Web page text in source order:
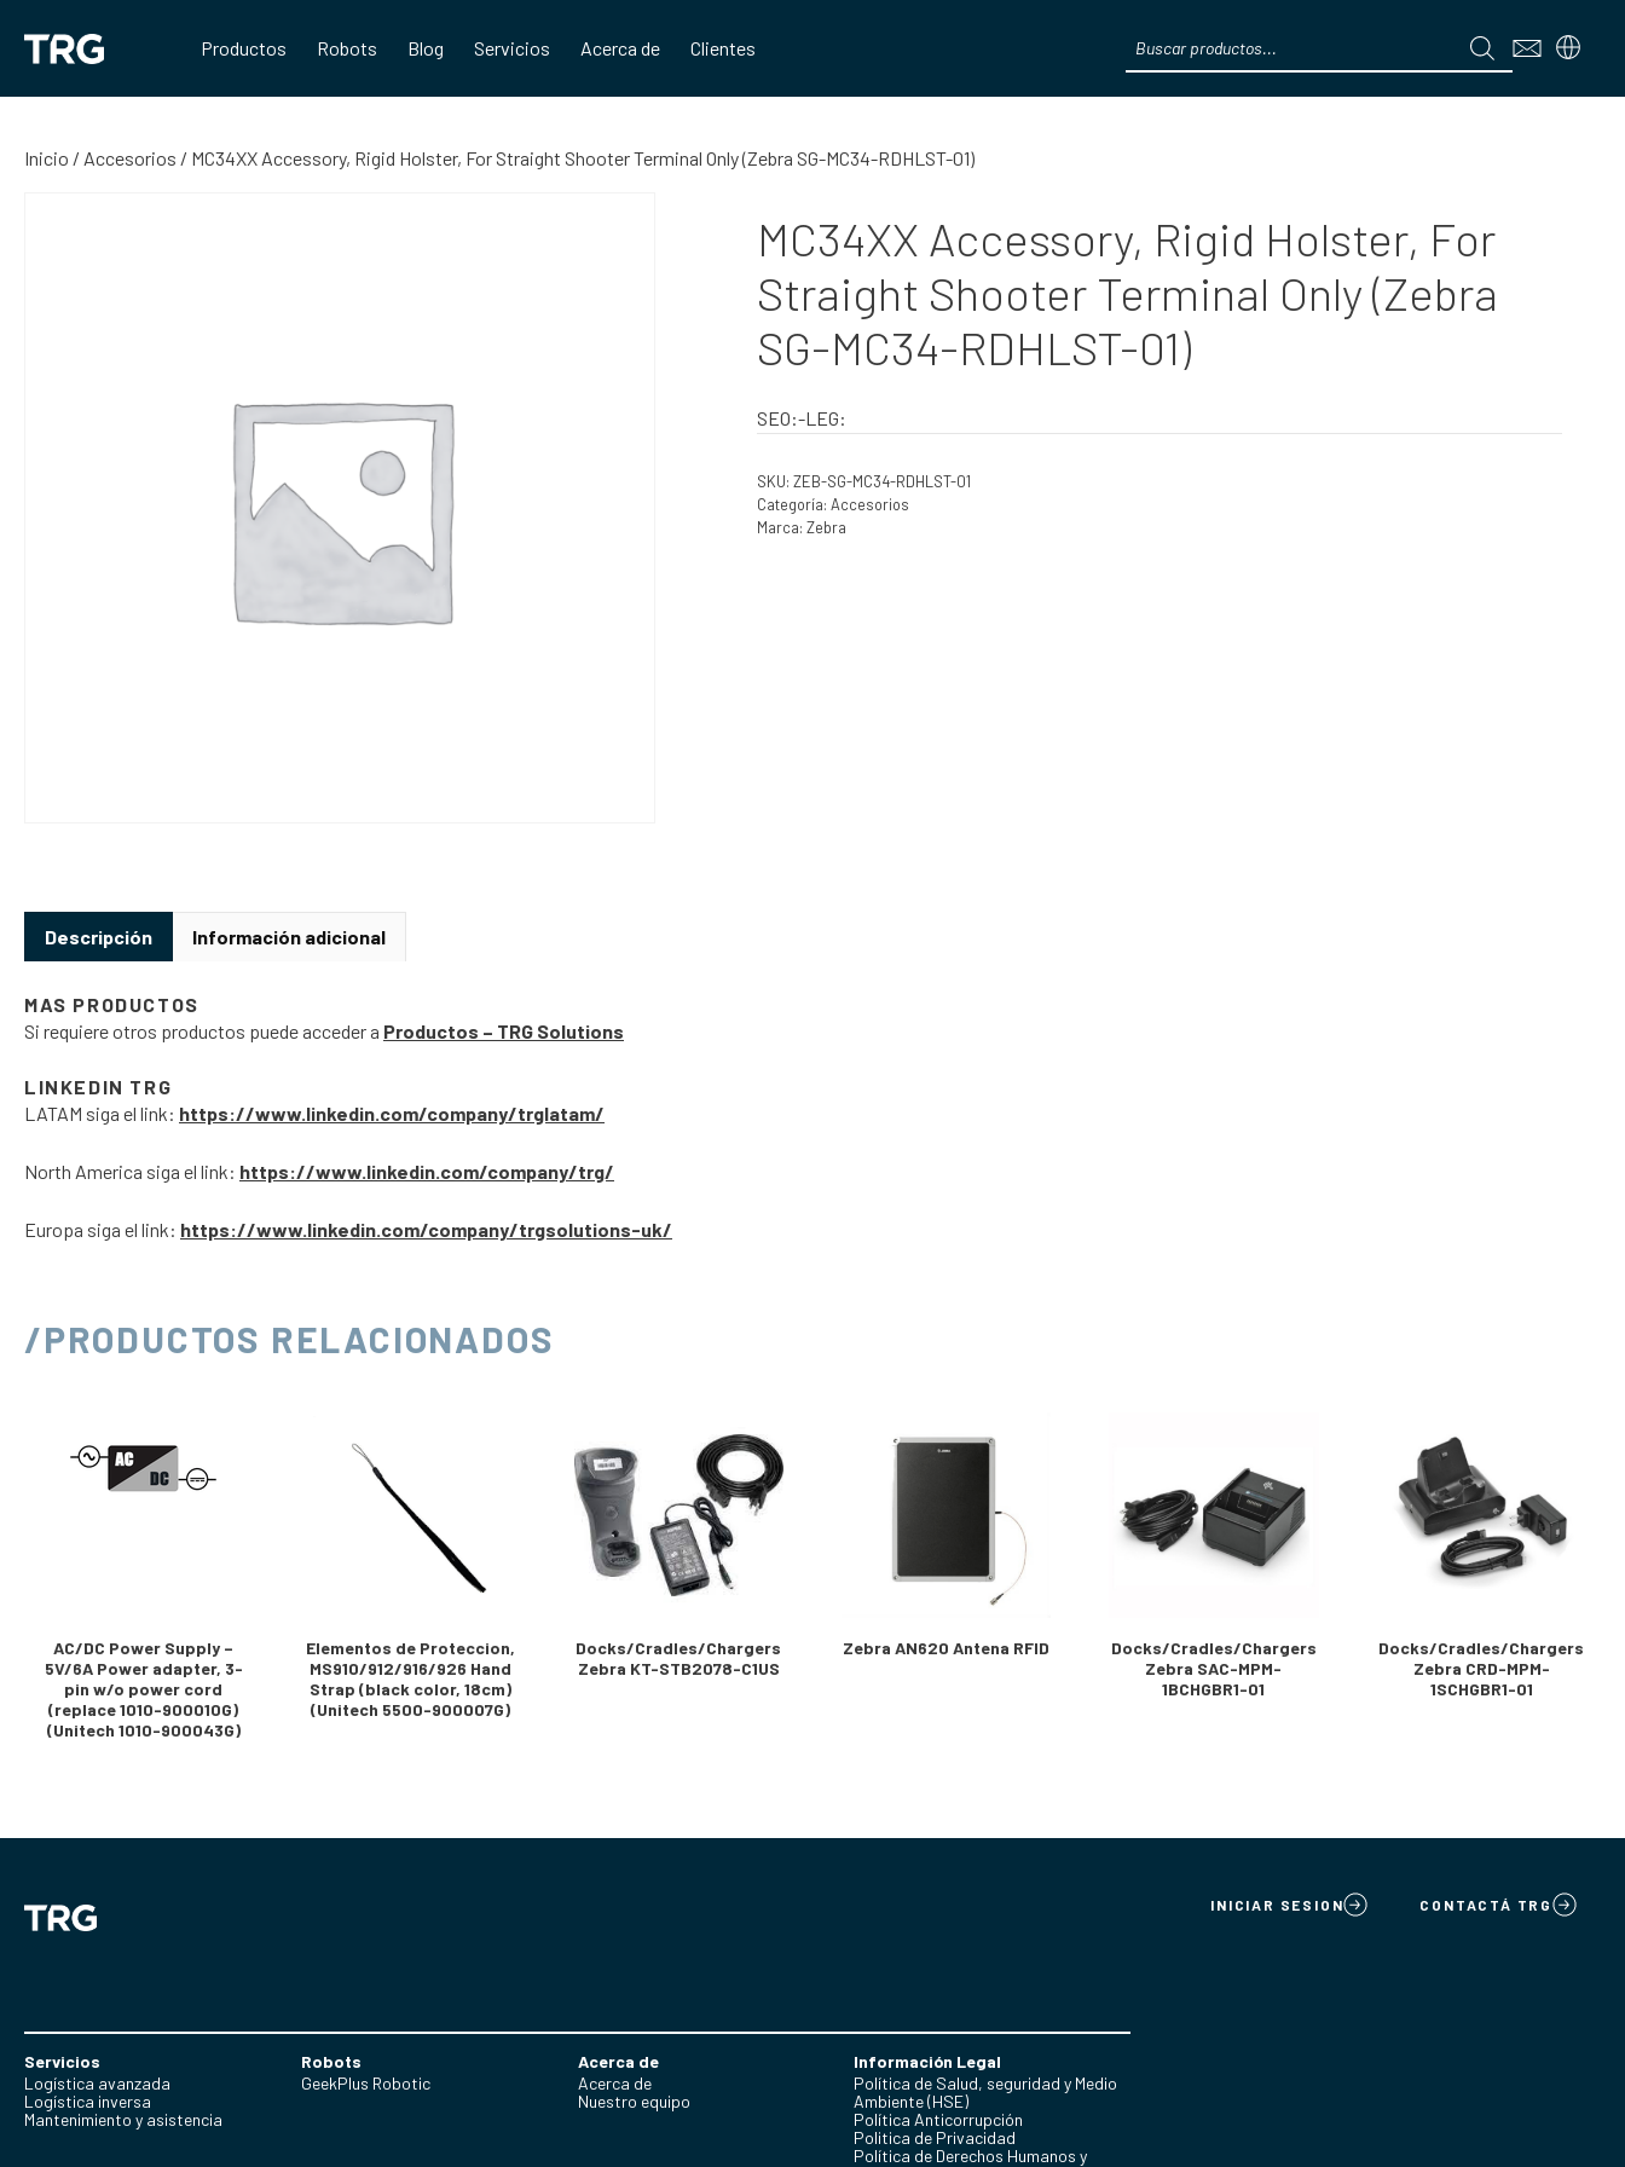
contenido
Productos Robots Blog Servicios Acerca de Clientes
search
Inicio / Accesorios / MC34XX Accessory, Rigid Holster, For Straight Shooter Terminal Only (Zebra SG-MC34-RDHLST-01)
MC34XX Accessory, Rigid Holster, For
Straight Shooter Terminal Only (Zebra
SG-MC34-RDHLST-01)
SEO:-LEG:
SKU: ZEB-SG-MC34-RDHLST-01
Categoría: Accesorios
Marca: Zebra
Descripción Información adicional
MAS PRODUCTOS
Si requiere otros productos puede acceder a Productos – TRG Solutions
LINKEDIN TRG
LATAM siga el link: https://www.linkedin.com/company/trglatam/
North America siga el link: https://www.linkedin.com/company/trg/
Europa siga el link: https://www.linkedin.com/company/trgsolutions-uk/
/PRODUCTOS RELACIONADOS
AC/DC Power Supply –
5V/6A Power adapter, 3-
pin w/o power cord
(replace 1010-900010G)
(Unitech 1010-900043G)
Elementos de Proteccion,
MS910/912/916/926 Hand
Strap (black color, 18cm)
(Unitech 5500-900007G)
Docks/Cradles/Chargers
Zebra KT-STB2078-C1US
Zebra AN620 Antena RFID
Docks/Cradles/Chargers
Zebra SAC-MPM-
1BCHGBR1-01
Docks/Cradles/Chargers
Zebra CRD-MPM-
1SCHGBR1-01
INICIAR SESION CONTACTÁ TRG
Servicios
Logística avanzada
Logística inversa
Mantenimiento y asistencia
Robots
GeekPlus Robotic
Acerca de
Acerca de
Nuestro equipo
Información Legal
Política de Salud, seguridad y Medio
Ambiente (HSE)
Política Anticorrupción
Politica de Privacidad
Política de Derechos Humanos y